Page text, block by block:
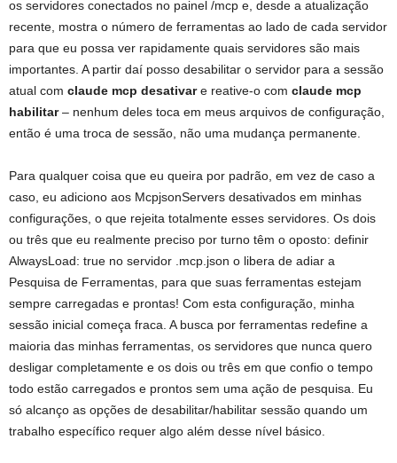
os servidores conectados no painel /mcp e, desde a atualização
recente, mostra o número de ferramentas ao lado de cada servidor
para que eu possa ver rapidamente quais servidores são mais
importantes. A partir daí posso desabilitar o servidor para a sessão
atual com claude mcp desativare reative-o com claude mcp
habilitar– nenhum deles toca em meus arquivos de configuração,
então é uma troca de sessão, não uma mudança permanente.
Para qualquer coisa que eu queira por padrão, em vez de caso a
caso, eu adiciono aos McpjsonServers desativados em minhas
configurações, o que rejeita totalmente esses servidores. Os dois
ou três que eu realmente preciso por turno têm o oposto: definir
AlwaysLoad: true no servidor .mcp.json o libera de adiar a
Pesquisa de Ferramentas, para que suas ferramentas estejam
sempre carregadas e prontas! Com esta configuração, minha
sessão inicial começa fraca. A busca por ferramentas redefine a
maioria das minhas ferramentas, os servidores que nunca quero
desligar completamente e os dois ou três em que confio o tempo
todo estão carregados e prontos sem uma ação de pesquisa. Eu
só alcanço as opções de desabilitar/habilitar sessão quando um
trabalho específico requer algo além desse nível básico.